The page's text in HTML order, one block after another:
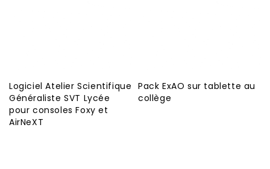
Logiciel Atelier Scientifique
Généraliste SVT Lycée
pour consoles Foxy et
AirNeXT
Pack ExAO sur tablette au
collège